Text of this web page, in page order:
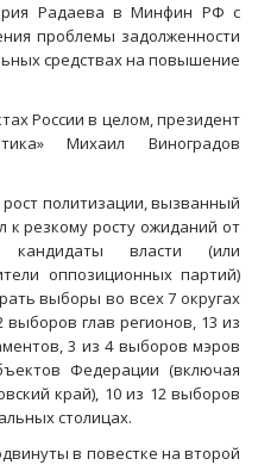
Радаева в Минфин РФ с
проблемы задолженности
средствах на повышение
России в целом, президент
Михаил Виноградов
политизации, вызванный
резкому росту ожиданий от
кандидаты власти (или
оппозиционных партий)
выборы во всех 7 округах
глав регионов, 13 из
3 из 4 выборов мэров
Федерации (включая
край), 10 из 12 выборов
столицах.
в повестке на второй